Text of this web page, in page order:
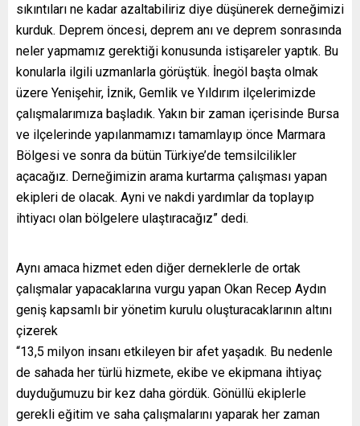
sıkıntıları ne kadar azaltabiliriz diye düşünerek derneğimizi
kurduk. Deprem öncesi, deprem anı ve deprem sonrasında
neler yapmamız gerektiği konusunda istişareler yaptık. Bu
konularla ilgili uzmanlarla görüştük. İnegöl başta olmak
üzere Yenişehir, İznik, Gemlik ve Yıldırım ilçelerimizde
çalışmalarımıza başladık. Yakın bir zaman içerisinde Bursa
ve ilçelerinde yapılanmamızı tamamlayıp önce Marmara
Bölgesi ve sonra da bütün Türkiye’de temsilcilikler
açacağız. Derneğimizin arama kurtarma çalışması yapan
ekipleri de olacak. Ayni ve nakdi yardımlar da toplayıp
ihtiyacı olan bölgelere ulaştıracağız” dedi.
Aynı amaca hizmet eden diğer derneklerle de ortak
çalışmalar yapacaklarına vurgu yapan Okan Recep Aydın
geniş kapsamlı bir yönetim kurulu oluşturacaklarının altını
çizerek
“13,5 milyon insanı etkileyen bir afet yaşadık. Bu nedenle
de sahada her türlü hizmete, ekibe ve ekipmana ihtiyaç
duyduğumuzu bir kez daha gördük. Gönüllü ekiplerle
gerekli eğitim ve saha çalışmalarını yaparak her zaman